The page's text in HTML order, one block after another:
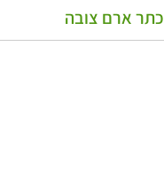
כתר ארם צובה